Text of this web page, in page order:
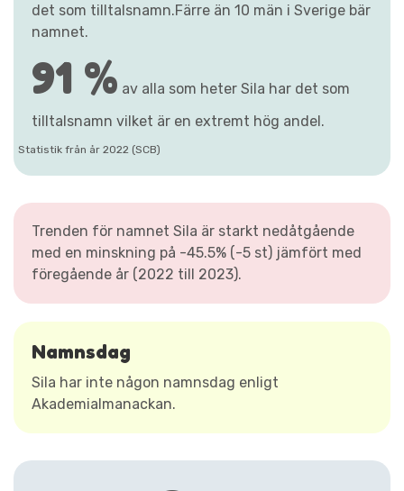
det som tilltalsnamn.Färre än 10 män i Sverige bär
namnet.
91 % av alla som heter Sila har det som
tilltalsnamn vilket är en extremt hög andel.
Statistik från år 2022 (SCB)
Trenden för namnet Sila är starkt nedåtgående
med en minskning på -45.5% (-5 st) jämfört med
föregående år (2022 till 2023).
Namnsdag
Sila har inte någon namnsdag enligt
Akademialmanackan.